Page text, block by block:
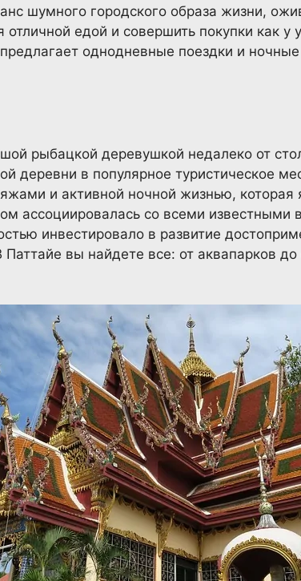
шумного городского образа жизни,
едой и совершить покупки как у
однодневные поездки и
рыбацкой деревушкой недалеко от
деревни в популярное туристическое
и активной ночной жизнью,
ассоциировалась со всеми
инвестировало в развитие
Паттайе вы найдете все: от аквапарков